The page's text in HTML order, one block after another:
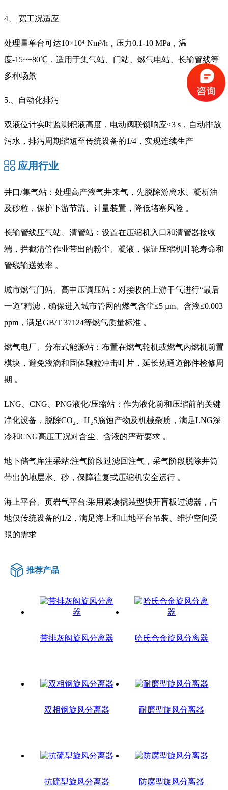
4、 宽工况适应
处理量单台可达10×10⁴ Nm³/h，压力0.1-10 MPa，温
度-15~+80℃，适用于集气站、门站、燃气电站、长输管线等
多种场景
5.、自动化排污
双液位计实时监测积液高度，电动阀联锁响应<3 s，自动排放
污水，排污周期缩短至传统设备的1/4，实现连续生产
应用行业
井口/集气站：处理高产液气井来气，先脱除游离水、凝析油
及砂粒，保护下游节流、计量装置，降低堵塞风险 。
长输管线压气站、清管站：设置在压缩机入口和清管器接收
端，拦截清管作业带出的粉尘、凝液，保证压缩机叶轮寿命和
管线输送效率 。
城市燃气门站、高中压调压站：对接收的上游干气进行“最后
一道”精滤，确保进入城市管网的燃气含尘≤5 µm、含液≤0.003
ppm，满足GB/T 37124等燃气质量标准 。
燃气电厂、分布式能源站：布置在燃气轮机或燃气内燃机前置
模块，避免液滴和固体颗粒冲击叶片，延长热通道部件检修周
期 。
LNG、CNG、PNG液化/压缩站：作为液化前和压缩前的关键
净化设备，脱除CO₂、H₂S腐蚀产物及机械杂质，满足LNG深
冷和CNG高压工况对含尘、含液的严苛要求 。
地下储气库注采站:注气阶段过滤回注气，采气阶段脱除井筒
带出的地层水、砂，保障往复式压缩机安全运行 。
海上平台、页岩气平台:采用紧凑撬装型快开盲板过滤器，占
地仅传统设备的1/2，满足海上和山地平台吊装、维护空间受
限的需求
推荐产品
带排灰阀旋风分离器 哈氏合金旋风分离器
双相钢旋风分离器 耐磨型旋风分离器
抗硫型旋风分离器 防腐型旋风分离器